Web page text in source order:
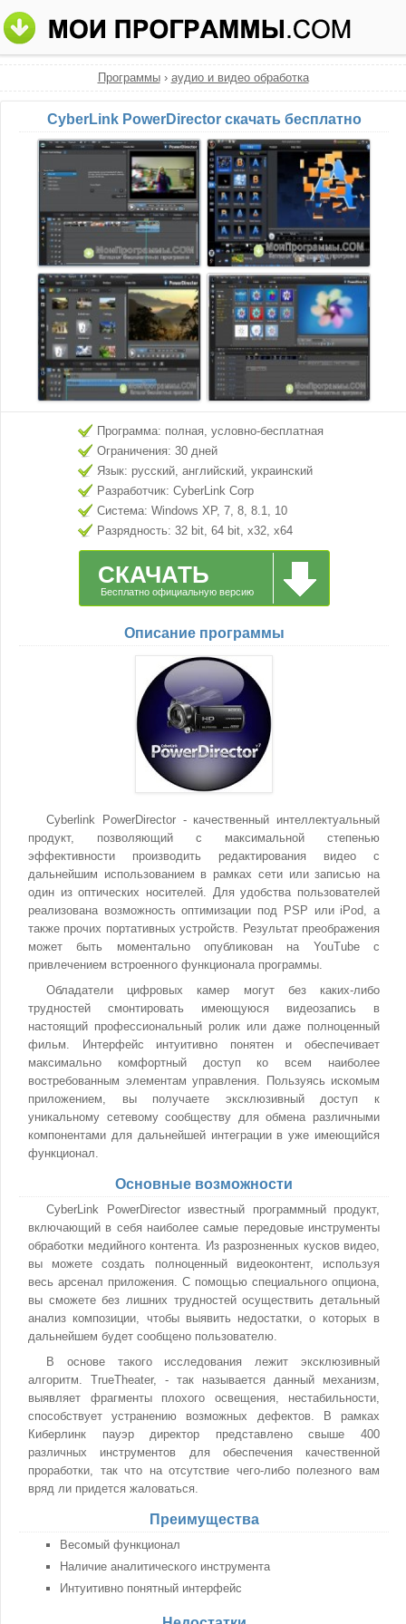
Программы› аудио и видео обработка
CyberLink PowerDirector скачать бесплатно
Программа: полная, условно-бесплатная
Ограничения: 30 дней
Язык: русский, английский, украинский
Разработчик: CyberLink Corp
Система: Windows XP, 7, 8, 8.1, 10
Разрядность: 32 bit, 64 bit, x32, x64
СКАЧАТЬ
Бесплатно официальную версию
Описание программы
Cyberlink PowerDirector - качественный интеллектуальный
продукт, позволяющий с максимальной степенью
эффективности производить редактирования видео с
дальнейшим использованием в рамках сети или записью на
один из оптических носителей. Для удобства пользователей
реализована возможность оптимизации под PSP или iPod, а
также прочих портативных устройств. Результат преображения
может быть моментально опубликован на YouTube с
привлечением встроенного функционала программы.
Обладатели цифровых камер могут без каких-либо
трудностей смонтировать имеющуюся видеозапись в
настоящий профессиональный ролик или даже полноценный
фильм. Интерфейс интуитивно понятен и обеспечивает
максимально комфортный доступ ко всем наиболее
востребованным элементам управления. Пользуясь искомым
приложением, вы получаете эксклюзивный доступ к
уникальному сетевому сообществу для обмена различными
компонентами для дальнейшей интеграции в уже имеющийся
функционал.
Основные возможности
CyberLink PowerDirector известный программный продукт,
включающий в себя наиболее самые передовые инструменты
обработки медийного контента. Из разрозненных кусков видео,
вы можете создать полноценный видеоконтент, используя
весь арсенал приложения. С помощью специального опциона,
вы сможете без лишних трудностей осуществить детальный
анализ композиции, чтобы выявить недостатки, о которых в
дальнейшем будет сообщено пользователю.
В основе такого исследования лежит эксклюзивный
алгоритм. TrueTheater, - так называется данный механизм,
выявляет фрагменты плохого освещения, нестабильности,
способствует устранению возможных дефектов. В рамках
Киберлинк пауэр директор представлено свыше 400
различных инструментов для обеспечения качественной
проработки, так что на отсутствие чего-либо полезного вам
вряд ли придется жаловаться.
Преимущества
Весомый функционал
Наличие аналитического инструмента
Интуитивно понятный интерфейс